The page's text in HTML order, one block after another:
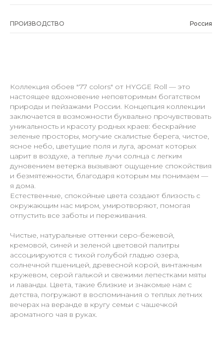
ПРОИЗВОДСТВО Россия
Коллекция обоев "77 colors" от HYGGE Roll — это
настоящее вдохновение неповторимым богатством
природы и пейзажами России. Концепция коллекции
заключается в возможности буквально прочувствовать
уникальность и красоту родных краев: бескрайние
зеленые просторы, могучие скалистые берега, чистое,
ясное небо, цветущие поля и луга, аромат которых
царит в воздухе, а теплые лучи солнца с легким
дуновением ветерка вызывают ощущение спокойствия
и безмятежности, благодаря которым мы понимаем —
я дома.
Естественные, спокойные цвета создают близость с
окружающим нас миром, умиротворяют, помогая
отпустить все заботы и переживания.
Чистые, натуральные оттенки серо-бежевой,
кремовой, синей и зеленой цветовой палитры
ассоциируются с тихой голубой гладью озера,
солнечной пшеницей, древесной корой, винтажным
кружевом, серой галькой и свежими лепестками мяты
и лаванды. Цвета, такие близкие и знакомые нам с
детства, погружают в воспоминания о теплых летних
вечерах на веранде в кругу семьи с чашечкой
ароматного чая в руках.